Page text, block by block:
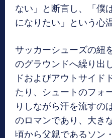
ない」と断言し、「僕
になりたい」という心
サッカーシューズの紐
のグラウンドへ繰り出
ドおよびアウトサイド
たり、シュートのフォ
りしながら汗を流すの
のロマンであり、大き
頃から父親であるソン